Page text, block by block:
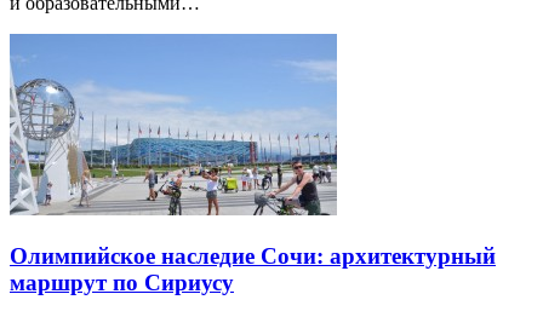
Олимпийское наследие Сочи: архитектурный
маршрут по Сириусу